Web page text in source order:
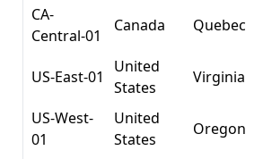
CA-
Central-01
Canada Quebec
US-East-01
United
States
Virginia
US-West-
01
United
States
Oregon